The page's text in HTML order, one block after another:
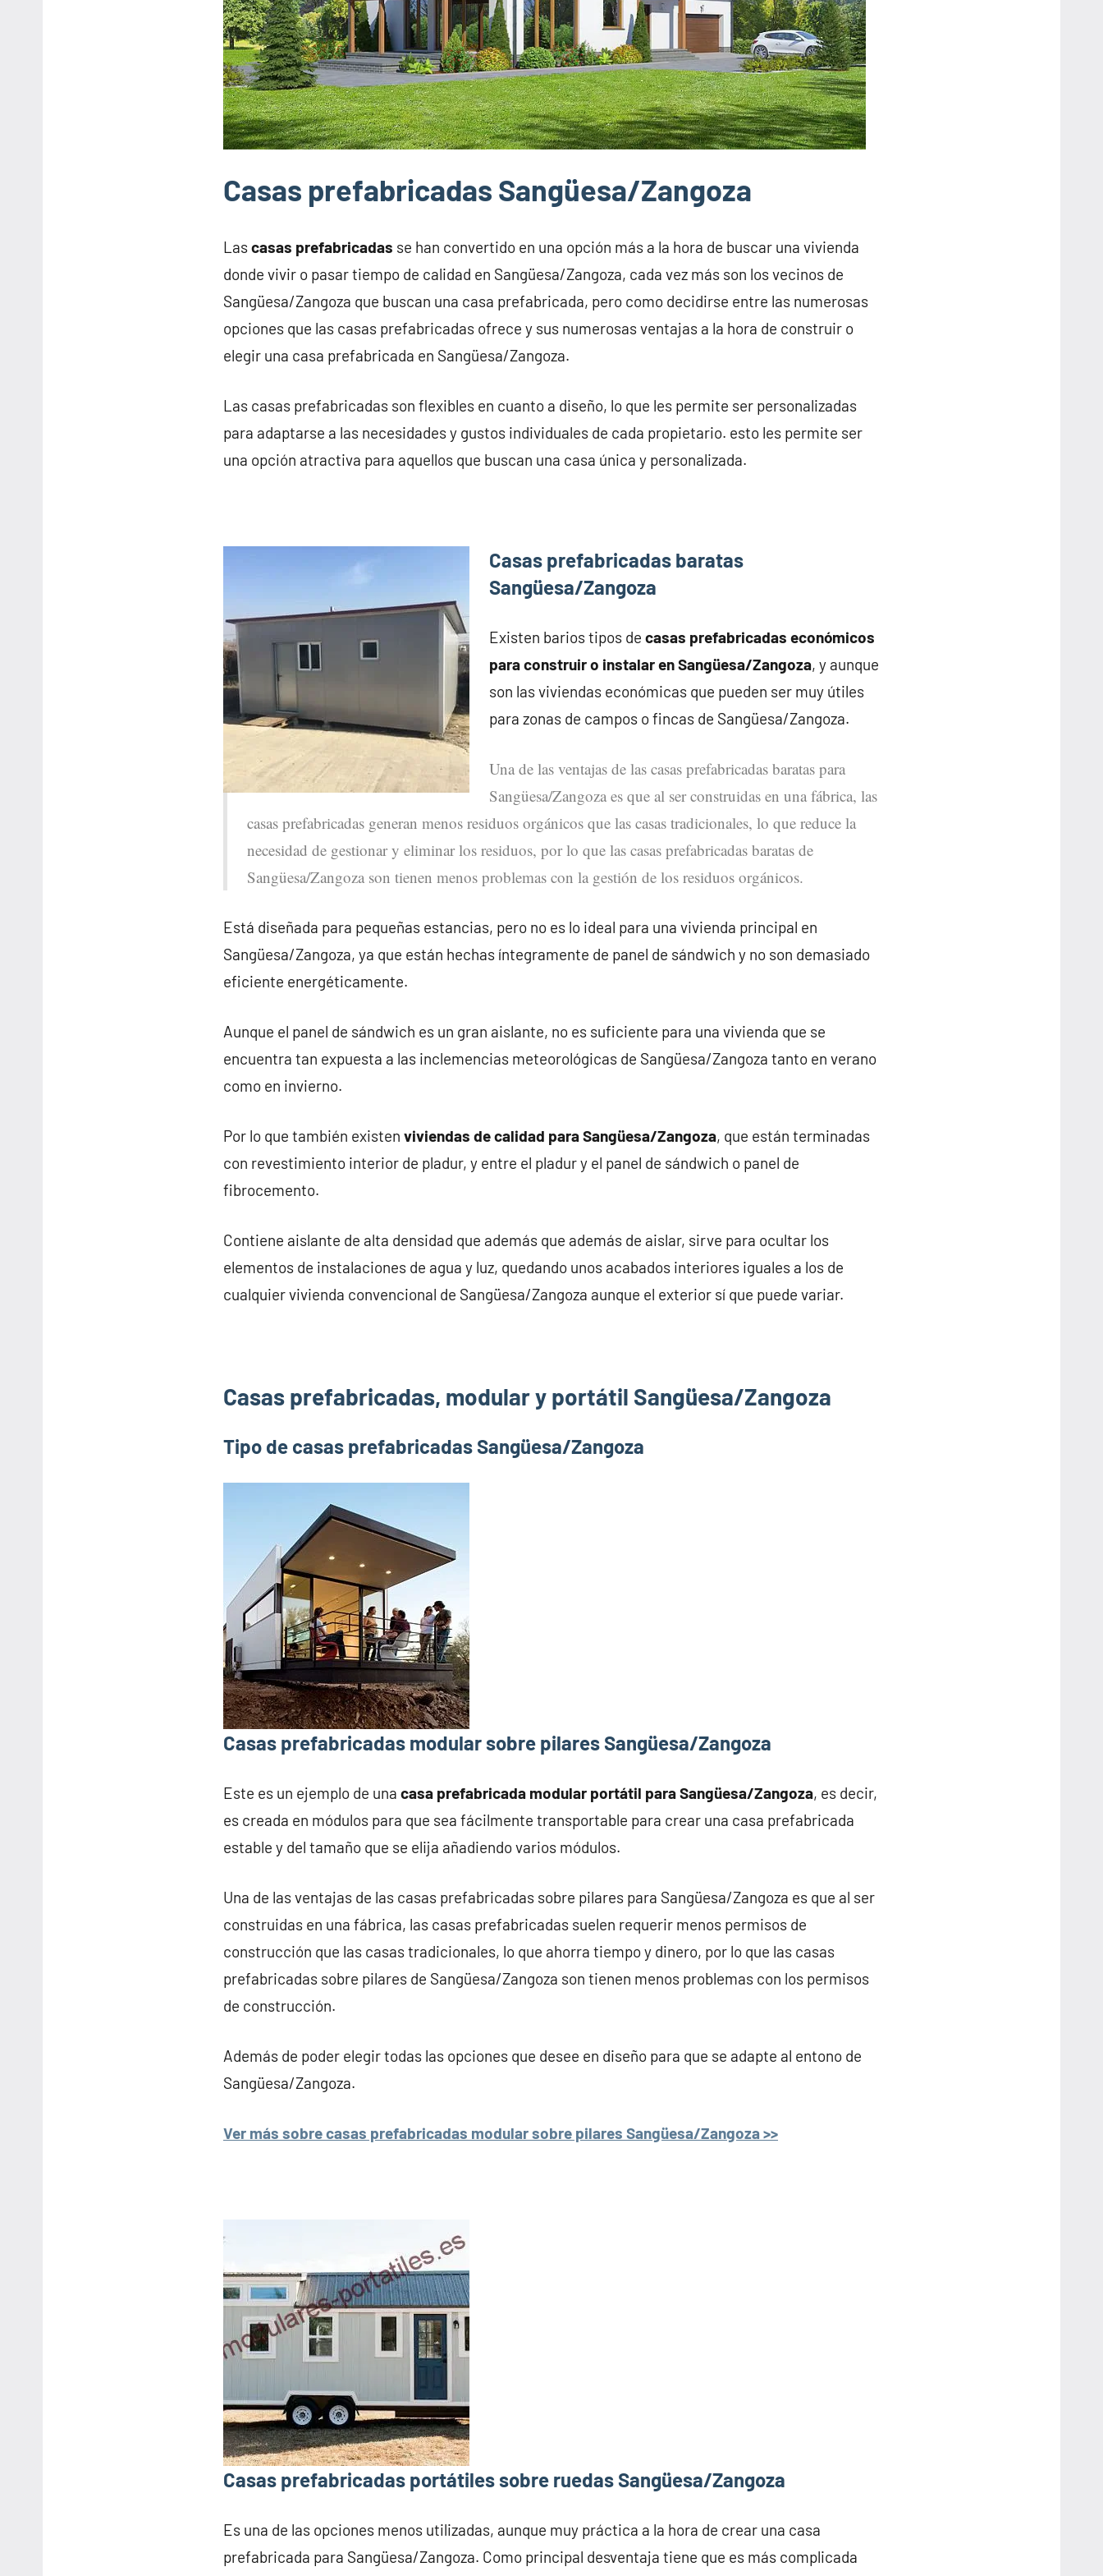
Casas prefabricadas Sangüesa/Zangoza
Lascasas prefabricadas se han convertido en una opción más a la hora de buscar una vivienda
donde vivir o pasar tiempo de calidad en Sangüesa/Zangoza, cada vez más son los vecinos de
Sangüesa/Zangoza que buscan una casa prefabricada, pero como decidirse entre las numerosas
opciones que las casas prefabricadas ofrece y sus numerosas ventajas a la hora de construir o
elegir una casa prefabricada en Sangüesa/Zangoza.
Las casas prefabricadas son flexibles en cuanto a diseño, lo que les permite ser personalizadas
para adaptarse a las necesidades y gustos individuales de cada propietario. esto les permite ser
una opción atractiva para aquellos que buscan una casa única y personalizada.
Casas prefabricadas baratas
Sangüesa/Zangoza
Existen barios tipos de casas prefabricadas económicos
para construir o instalar en Sangüesa/Zangoza, y aunque
son las viviendas económicas que pueden ser muy útiles
para zonas de campos o fincas de Sangüesa/Zangoza.
Una de las ventajas de las casas prefabricadas baratas para
Sangüesa/Zangoza es que al ser construidas en una fábrica, las
casas prefabricadas generan menos residuos orgánicos que las casas tradicionales, lo que reduce la
necesidad de gestionar y eliminar los residuos, por lo que las casas prefabricadas baratas de
Sangüesa/Zangoza son tienen menos problemas con la gestión de los residuos orgánicos.
Está diseñada para pequeñas estancias, pero no es lo ideal para una vivienda principal en
Sangüesa/Zangoza, ya que están hechas íntegramente de panel de sándwich y no son demasiado
eficiente energéticamente.
Aunque el panel de sándwich es un gran aislante, no es suficiente para una vivienda que se
encuentra tan expuesta a las inclemencias meteorológicas de Sangüesa/Zangoza tanto en verano
como en invierno.
Por lo que también existen viviendas de calidad para Sangüesa/Zangoza, que están terminadas
con revestimiento interior de pladur, y entre el pladur y el panel de sándwich o panel de
fibrocemento.
Contiene aislante de alta densidad que además que además de aislar, sirve para ocultar los
elementos de instalaciones de agua y luz, quedando unos acabados interiores iguales a los de
cualquier vivienda convencional de Sangüesa/Zangoza aunque el exterior sí que puede variar.
Casas prefabricadas, modular y portátil Sangüesa/Zangoza
Tipo de casas prefabricadas Sangüesa/Zangoza
Casas prefabricadas modular sobre pilares Sangüesa/Zangoza
Este es un ejemplo de una casa prefabricada modular portátil para Sangüesa/Zangoza, es decir,
es creada en módulos para que sea fácilmente transportable para crear una casa prefabricada
estable y del tamaño que se elija añadiendo varios módulos.
Una de las ventajas de las casas prefabricadas sobre pilares para Sangüesa/Zangoza es que al ser
construidas en una fábrica, las casas prefabricadas suelen requerir menos permisos de
construcción que las casas tradicionales, lo que ahorra tiempo y dinero, por lo que las casas
prefabricadas sobre pilares de Sangüesa/Zangoza son tienen menos problemas con los permisos
de construcción.
Además de poder elegir todas las opciones que desee en diseño para que se adapte al entono de
Sangüesa/Zangoza.
Ver más sobre casas prefabricadas modular sobre pilares Sangüesa/Zangoza >>
Casas prefabricadas portátiles sobre ruedas Sangüesa/Zangoza
Es una de las opciones menos utilizadas, aunque muy práctica a la hora de crear una casa
prefabricada para Sangüesa/Zangoza. Como principal desventaja tiene que es más complicada